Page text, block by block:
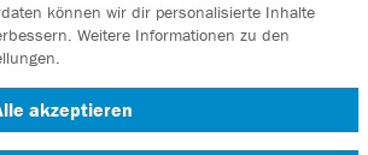
Funktion
-
können wir dir personalisierte Inhalte
Weitere Informationen zu den
akzeptieren